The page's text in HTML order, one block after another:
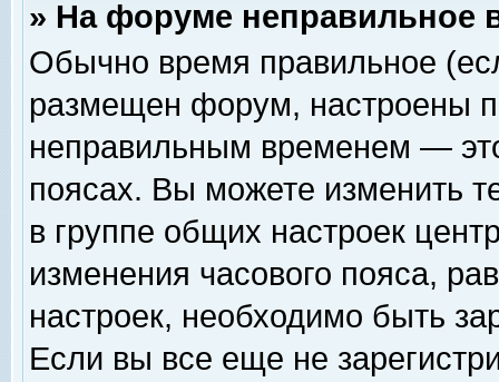
» На форуме неправильное
Обычно время правильное
размещен форум, настроены
неправильным временем —
поясах. Вы можете изменить
в группе общих настроек
изменения часового пояса,
настроек, необходимо быть
Если вы все еще не